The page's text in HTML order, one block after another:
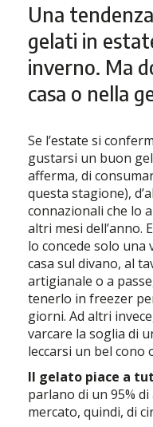
Una
gelati in
inverno. Ma
casa o nella
Se l’estate si
gustarsi un buon
afferma, di
questa stagione),
connazionali che lo
altri mesi dell’anno.
lo concede solo una
casa sul divano, al
artigianale o a
tenerlo in freezer
giorni. Ad altri
varcare la soglia di
leccarsi un bel cono
Il gelato piace a
parlano di un 95%
mercato, quindi, di